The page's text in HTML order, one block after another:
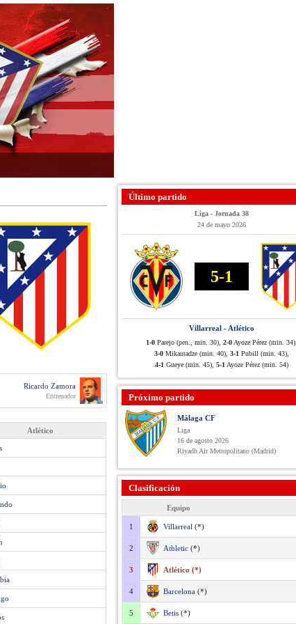
Ricardo Zamora
Entrenador
Atlético
Último partido
Liga - Jornada 38
24 de mayo 2026
5-1
Villarreal - Atlético
1-0 Parejo (pen., min. 30), 2-0 Ayoze Pérez (min. 34),
3-0 Mikautadze (min. 40), 3-1 Pubill (min. 43),
4-1 Gueye (min. 45), 5-1 Ayoze Pérez (min. 54)
Próximo partido
Málaga CF
Liga
16 de agosto 2026
Riyadh Air Metropolitano (Madrid)
Clasificación
Equipo
1 Villarreal (*)
2 Athletic (*)
3 Atlético (*)
4 Barcelona (*)
5 Betis (*)